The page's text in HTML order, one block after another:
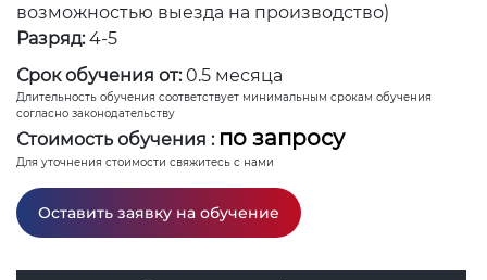
возможностью выезда на производство)
Разряд: 4-5
Срок обучения от: 0.5 месяца
Длительность обучения соответствует минимальным срокам обучения
согласно законодательству
Стоимость обучения : по запросу
Для уточнения стоимости свяжитесь с нами
Оставить заявку на обучение